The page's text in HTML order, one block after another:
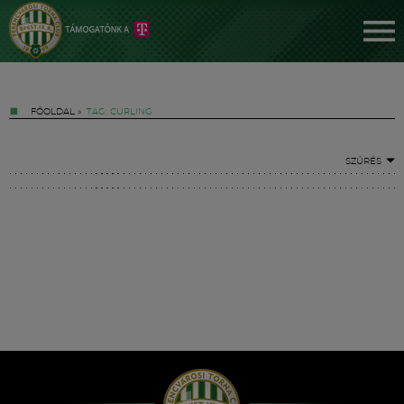
FŐOLDAL » TAG: CURLING
SZŰRÉS
Hírek